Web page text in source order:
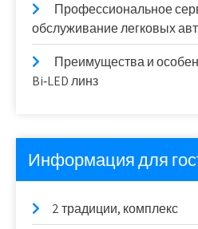
Профессиональное
обслуживание легковых
Преимущества и
Bi‑LED линз
Информация для
2 традиции, комплекс